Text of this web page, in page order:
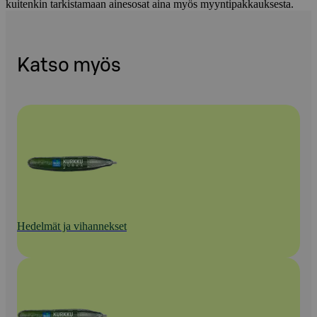
kuitenkin tarkistamaan ainesosat aina myös myyntipakkauksesta.
Katso myös
Hedelmät ja vihannekset